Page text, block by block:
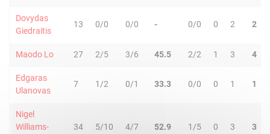
Dovydas
Giedraitis
13 0/0 0/0 - 0/0 0 2 2
Maodo Lo 27 2/5 3/6 45.5 2/2 1 3 4
Edgaras
Ulanovas
7 1/2 0/1 33.3 0/0 0 1 1
Nigel
Williams-
34 5/10 4/7 52.9 1/5 0 3 3